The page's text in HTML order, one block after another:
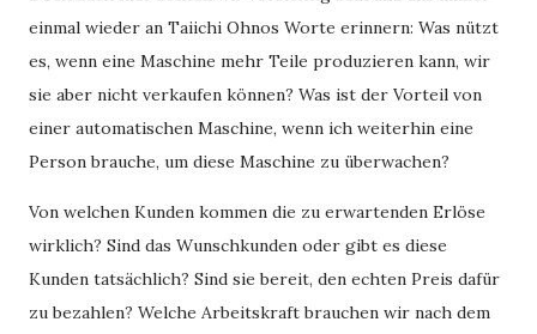
einmal wieder an Taiichi Ohnos Worte erinnern: Was nützt
es, wenn eine Maschine mehr Teile produzieren kann, wir
sie aber nicht verkaufen können? Was ist der Vorteil von
einer automatischen Maschine, wenn ich weiterhin eine
Person brauche, um diese Maschine zu überwachen?
Von welchen Kunden kommen die zu erwartenden Erlöse
wirklich? Sind das Wunschkunden oder gibt es diese
Kunden tatsächlich? Sind sie bereit, den echten Preis dafür
zu bezahlen? Welche Arbeitskraft brauchen wir nach dem